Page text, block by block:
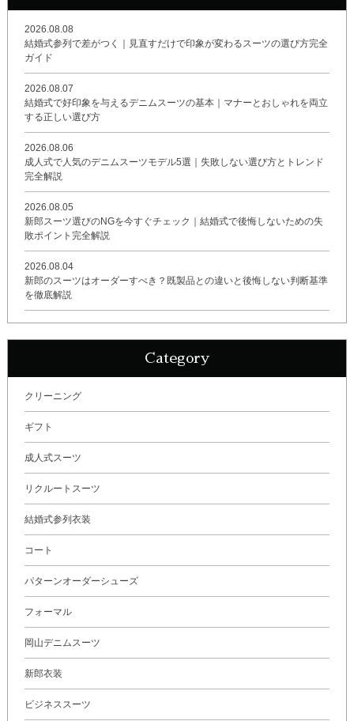
2026.08.08
結婚式参列で差がつく｜見直すだけで印象が変わるスーツの選び方完全
ガイド
2026.08.07
結婚式で好印象を与えるデニムスーツの基本｜マナーとおしゃれを両立
する正しい選び方
2026.08.06
成人式で人気のデニムスーツモデル5選｜失敗しない選び方とトレンド
完全解説
2026.08.05
新郎スーツ選びのNGを今すぐチェック｜結婚式で後悔しないための失
敗ポイント完全解説
2026.08.04
新郎のスーツはオーダーすべき？既製品との違いと後悔しない判断基準
を徹底解説
Category
クリーニング
ギフト
成人式スーツ
リクルートスーツ
結婚式参列衣装
コート
パターンオーダーシューズ
フォーマル
岡山デニムスーツ
新郎衣装
ビジネススーツ